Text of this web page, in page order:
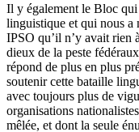
Il y également le Bloc
linguistique et qui nous a
IPSO qu’il n’y avait rien
dieux de la peste
répond de plus en plus
soutenir cette bataille
avec toujours plus de
organisations
mêlée, et dont la seule